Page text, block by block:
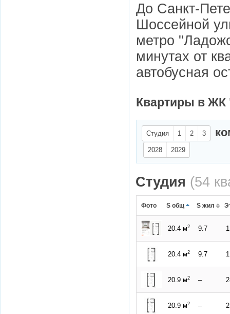
До Санкт-
Шоссейной
метро
минутах от
автобусная
Квартиры в ЖК
Студия 1 2 3
2028 2029
Студия (54
Фото S общ S жил
20.4 м2 9.7
20.4 м2 9.7
20.9 м2 –
20.9 м2 –